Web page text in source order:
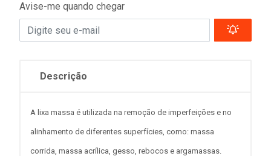
Avise-me quando chegar
Descrição
A lixa massa é utilizada na remoção de imperfeições e no
alinhamento de diferentes superfícies, como: massa
corrida, massa acrílica, gesso, rebocos e argamassas.